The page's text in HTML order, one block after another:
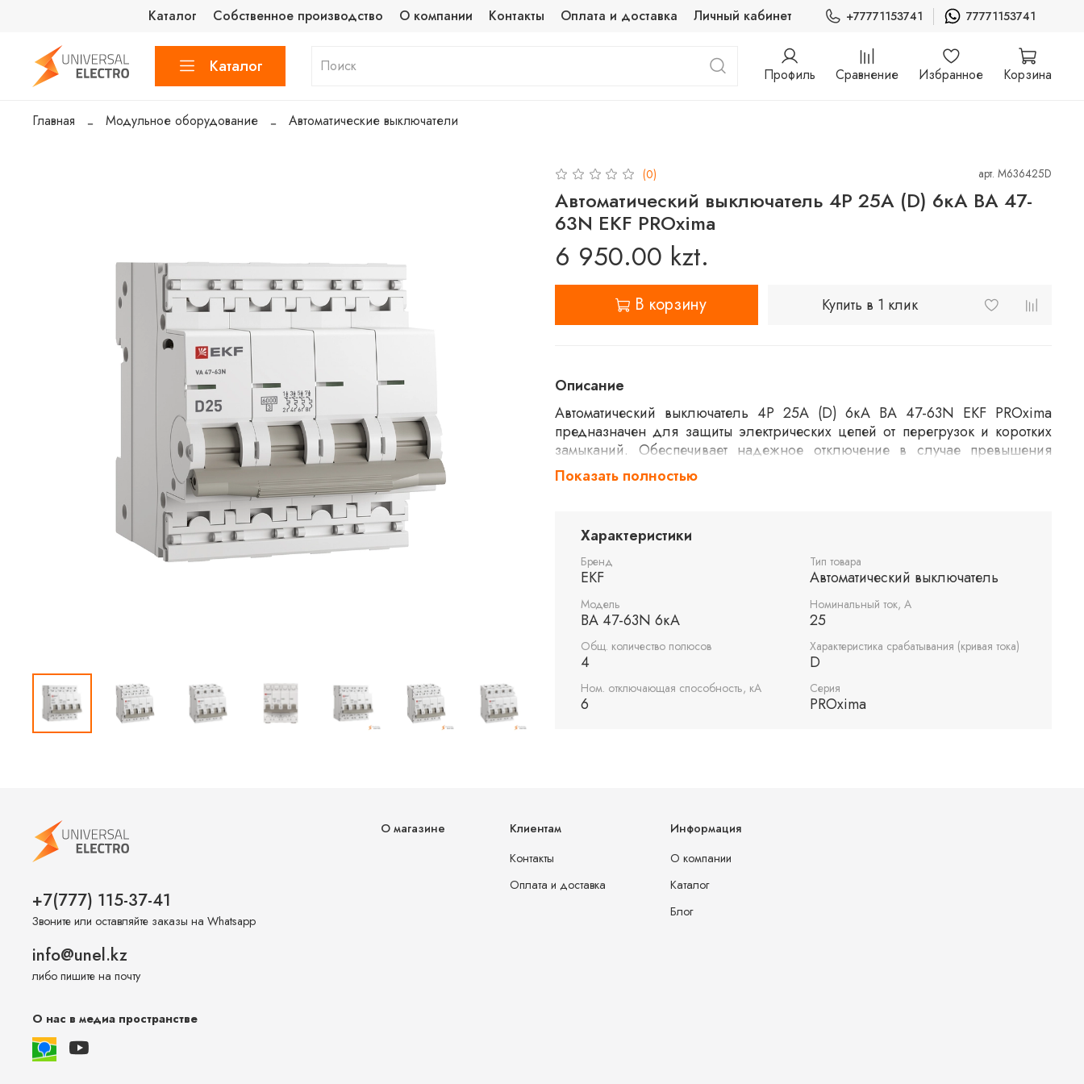
Каталог Собственное производство О компании Контакты Оплата и доставка Личный кабинет +77771153741 77771153741
Каталог Профиль Сравнение Избранное Корзина
Главная Модульное оборудование Автоматические выключатели
(0) арт. M636425D
Автоматический выключатель 4P 25А (D) 6кА ВА 47-
63N EKF PROxima
6 950.00 kzt.
В корзину Купить в 1 клик
Описание
Автоматический выключатель 4P 25А (D) 6кА ВА 47-63N EKF PROxima
предназначен для защиты электрических цепей от перегрузок и коротких
замыканий. Обеспечивает надежное отключение в случае превышения
допустимого тока. Подходит для использования в жилых, коммерческих и
промышленных установках. Четырехполюсная конструкция позволяет
Показать полностью
Характеристики
Бренд
EKF
Тип товара
Автоматический выключатель
Модель
ВА 47-63N 6кА
Номинальный ток, А
25
Общ. количество полюсов
4
Характеристика срабатывания (кривая тока)
D
Ном. отключающая способность, кА
6
Серия
PROxima
О магазине
Клиентам
Контакты
Оплата и доставка
Информация
О компании
Каталог
Блог
+7(777) 115-37-41
Звоните или оставляйте заказы на Whatsapp
info@unel.kz
либо пишите на почту
О нас в медиа пространстве